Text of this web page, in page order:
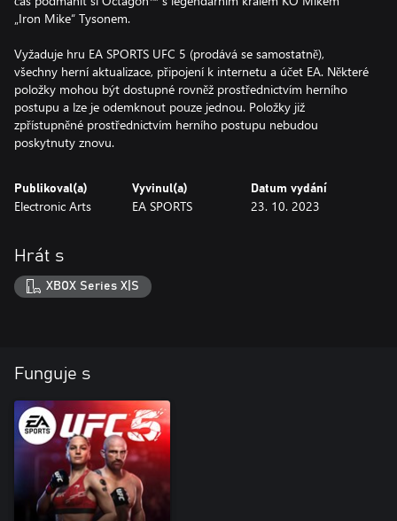
„Iron Mike“ Tysonem.
Vyžaduje hru EA SPORTS UFC 5 (prodává se samostatně),
všechny herní aktualizace, připojení k internetu a účet EA. Některé
položky mohou být dostupné rovněž prostřednictvím herního
postupu a lze je odemknout pouze jednou. Položky již
zpřístupněné prostřednictvím herního postupu nebudou
poskytnuty znovu.
Publikoval(a)
Electronic Arts
Vyvinul(a)
EA SPORTS
Datum vydání
23. 10. 2023
Hrát s
XBOX Series X|S
Funguje s